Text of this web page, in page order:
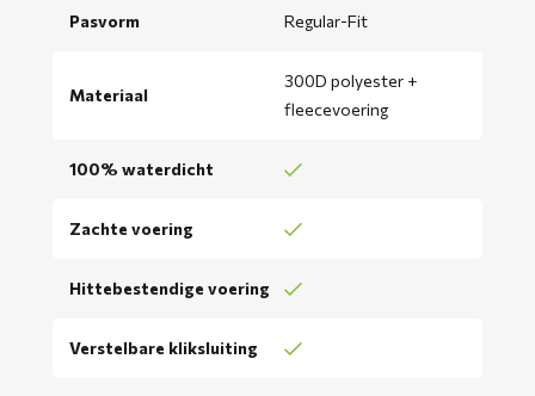
Pasvorm Regular-Fit
Materiaal
300D polyester +
fleecevoering
100% waterdicht
Zachte voering
Hittebestendige voering
Verstelbare kliksluiting